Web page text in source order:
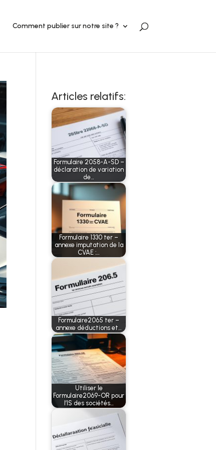
Comment publier sur notre site ?
Articles relatifs:
Formulaire 2058-A-SD –
déclaration de variation
de…
Formulaire 1330 ter –
annexe imputation de la
CVAE :…
Formulaire2065 ter –
annexe déductions et…
Utiliser le
Formulaire2069-OR pour
l’IS des sociétés…